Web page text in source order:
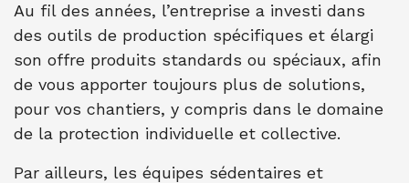
Au fil des années, l’entreprise a investi dans
des outils de production spécifiques et élargi
son offre produits standards ou spéciaux, afin
de vous apporter toujours plus de solutions,
pour vos chantiers, y compris dans le domaine
de la protection individuelle et collective.
Par ailleurs, les équipes sédentaires et